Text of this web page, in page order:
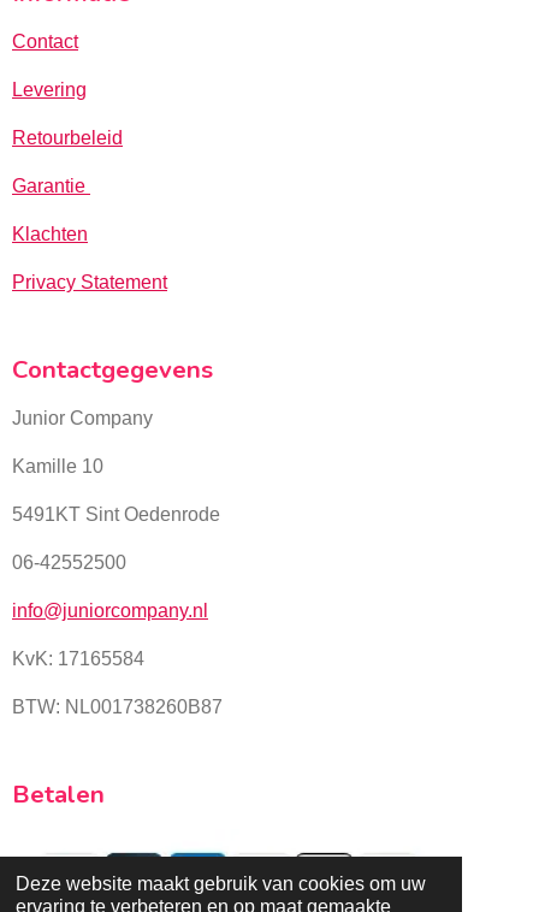
Deze website maakt gebruik van cookies om uw
ervaring te verbeteren en op maat gemaakte
Contact
Levering
Retourbeleid
Garantie
Klachten
Privacy Statement
Contactgegevens
Junior Company
Kamille 10
5491KT Sint Oedenrode
06-42552500
info@juniorcompany.nl
KvK: 17165584
BTW: NL001738260B87
Betalen